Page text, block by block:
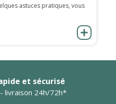
astuces pratiques, vous
et sécurisé
livraison 24h/72h*